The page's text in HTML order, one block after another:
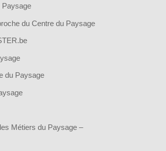
Paysage
du Centre du Paysage
du Paysage
Métiers du Paysage –